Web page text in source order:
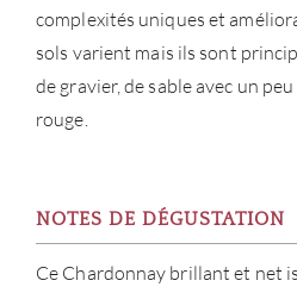
complexités uniques et
sols varient mais ils sont
de gravier, de sable avec un
rouge.
NOTES DE DÉGUSTATION
Ce Chardonnay brillant et net